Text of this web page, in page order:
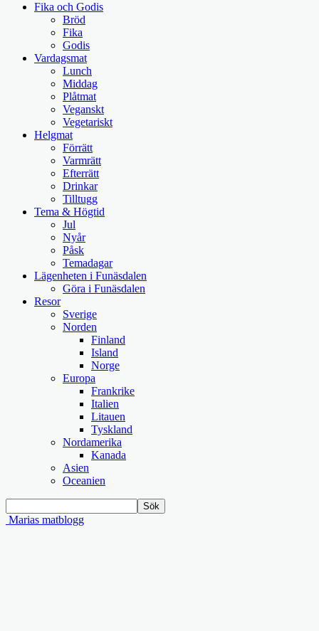
Fika och Godis
Bröd
Fika
Godis
Vardagsmat
Lunch
Middag
Plåtmat
Veganskt
Vegetariskt
Helgmat
Förrätt
Varmrätt
Efterrätt
Drinkar
Tilltugg
Tema & Högtid
Jul
Nyår
Påsk
Temadagar
Lägenheten i Funäsdalen
Göra i Funäsdalen
Resor
Sverige
Norden
Finland
Island
Norge
Europa
Frankrike
Italien
Litauen
Tyskland
Nordamerika
Kanada
Asien
Oceanien
Marias matblogg